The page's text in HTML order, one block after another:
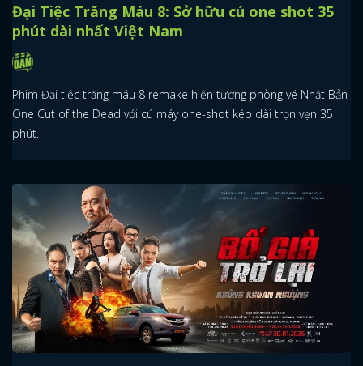
Đại Tiệc Trăng Máu 8: Sở hữu cú one shot 35
phút dài nhất Việt Nam
Phim Đại tiệc trăng máu 8 remake hiện tượng phòng vé Nhật Bản
One Cut of the Dead với cú máy one-shot kéo dài trọn vẹn 35
phút.